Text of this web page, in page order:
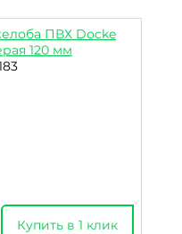
ПВХ Docke
120 мм
Купить в 1 клик